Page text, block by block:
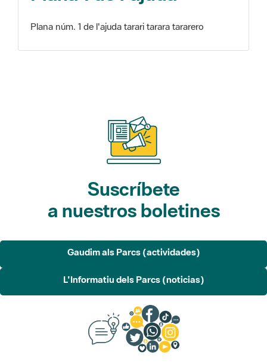
Plana núm. 1 de l'ajuda tarari tarara tararero
Suscríbete
a nuestros boletines
Gaudim als Parcs (actividades)
L'Informatiu dels Parcs (noticias)